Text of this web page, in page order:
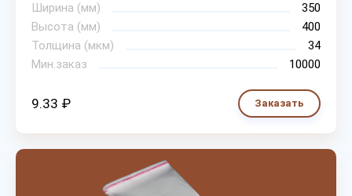
Ширина (мм)
350
Высота (мм)
400
Толщина (мкм)
34
Мин.заказ
10000
9.33 ₽ Заказать